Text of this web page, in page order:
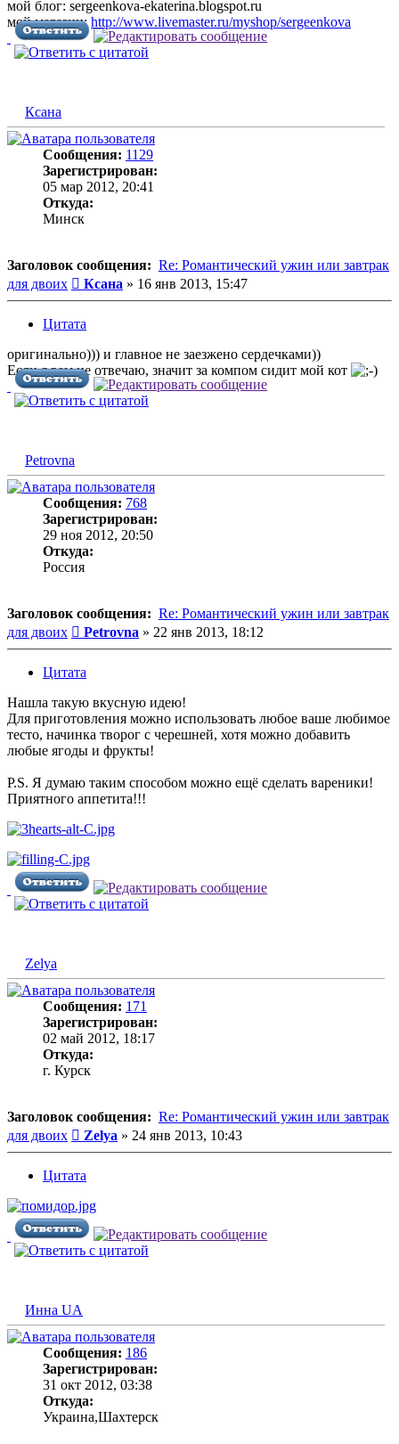
мой блог: sergeenkova-ekaterina.blogspot.ru
мой магазин:http://www.livemaster.ru/myshop/sergeenkova
Ксана
Сообщения: 1129
Зарегистрирован:
05 мар 2012, 20:41
Откуда:
Минск
Заголовок сообщения: Re: Романтический ужин или завтрак
для двоих
Сообщение
Ксана » 16 янв 2013, 15:47
Цитата
оригинально))) и главное не заезжено сердечками))
Если я вам не отвечаю, значит за компом сидит мой кот
Petrovna
Сообщения: 768
Зарегистрирован:
29 ноя 2012, 20:50
Откуда:
Россия
Заголовок сообщения: Re: Романтический ужин или завтрак
для двоих
Сообщение
Petrovna » 22 янв 2013, 18:12
Цитата
Нашла такую вкусную идею!
Для приготовления можно использовать любое ваше любимое
тесто, начинка творог с черешней, хотя можно добавить
любые ягоды и фрукты!
P.S. Я думаю таким способом можно ещё сделать вареники!
Приятного аппетита!!!
Zelya
Сообщения: 171
Зарегистрирован:
02 май 2012, 18:17
Откуда:
г. Курск
Заголовок сообщения: Re: Романтический ужин или завтрак
для двоих
Сообщение
Zelya » 24 янв 2013, 10:43
Цитата
Инна UA
Сообщения: 186
Зарегистрирован:
31 окт 2012, 03:38
Откуда:
Украина,Шахтерск